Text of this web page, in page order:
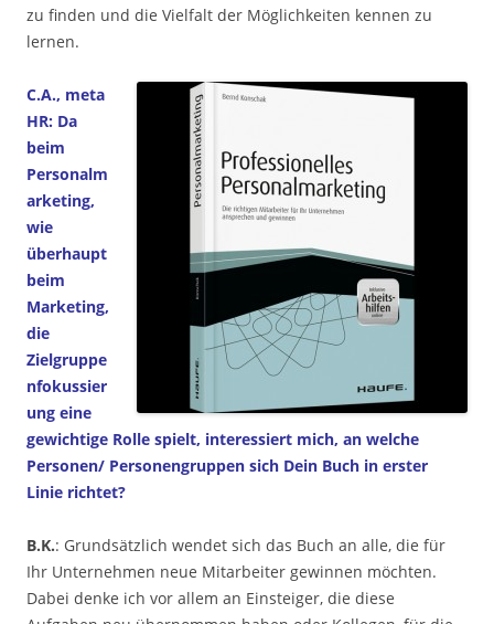
zu finden und die Vielfalt der Möglichkeiten kennen zu
lernen.
C.A., meta
HR: Da
beim
Personalm
arketing,
wie
überhaupt
beim
Marketing,
die
Zielgruppe
nfokussier
ung eine
gewichtige Rolle spielt, interessiert mich, an welche
Personen/ Personengruppen sich Dein Buch in erster
Linie richtet?
B.K.: Grundsätzlich wendet sich das Buch an alle, die für
Ihr Unternehmen neue Mitarbeiter gewinnen möchten.
Dabei denke ich vor allem an Einsteiger, die diese